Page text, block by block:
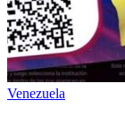
Venezuela